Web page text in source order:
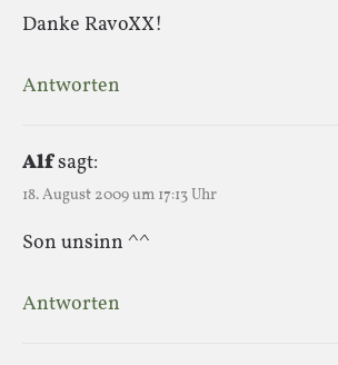
Danke RavoXX!
Antworten
Alfsagt:
18. August 2009 um 17:13 Uhr
Son unsinn ^^
Antworten